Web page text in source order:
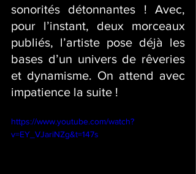
sonorités détonnantes ! Avec,
pour l’instant, deux morceaux
publiés, l’artiste pose déjà les
bases d’un univers de rêveries
et dynamisme. On attend avec
impatience la suite !
https://www.youtube.com/watch?
v=EY_VJariNZg&t=147s